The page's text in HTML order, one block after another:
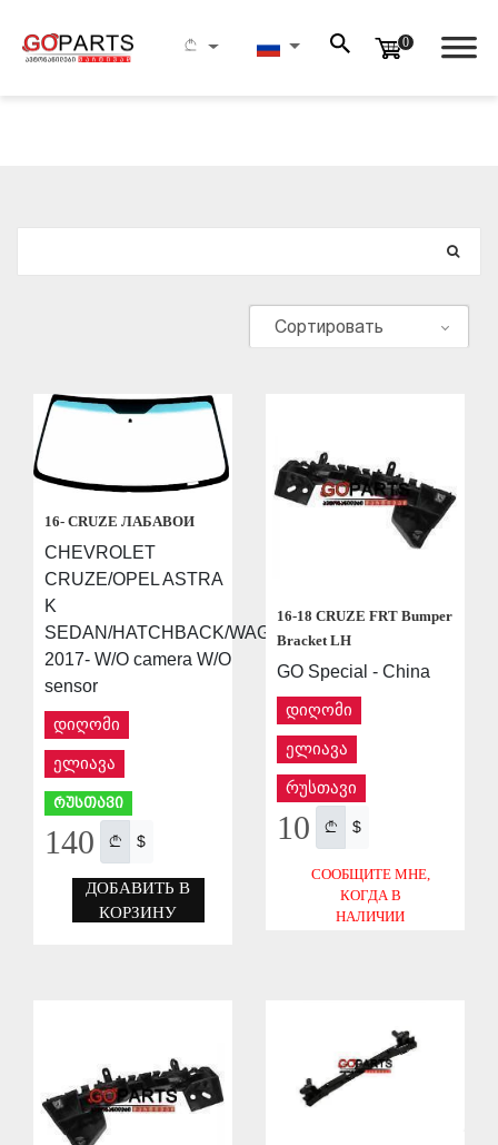
ПОИСК
0
Сортировать
16- CRUZE ЛАБАВОИ
CHEVROLET
CRUZE/OPEL ASTRA
K
SEDAN/HATCHBACK/WAGON
2017- W/O camera W/O
sensor
დიღომი
ელიავა
რუსთავი
140 $
ДОБАВИТЬ В
КОРЗИНУ
16-18 CRUZE FRT Bumper
Bracket LH
GO Special - China
დიღომი
ელიავა
რუსთავი
10 $
СООБЩИТЕ МНЕ,
КОГДА В
НАЛИЧИИ